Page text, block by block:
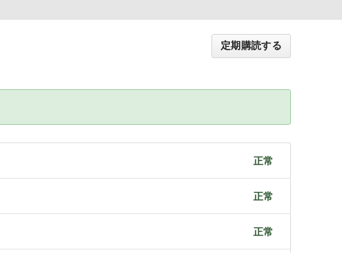
定期購読する
正常
正常
正常